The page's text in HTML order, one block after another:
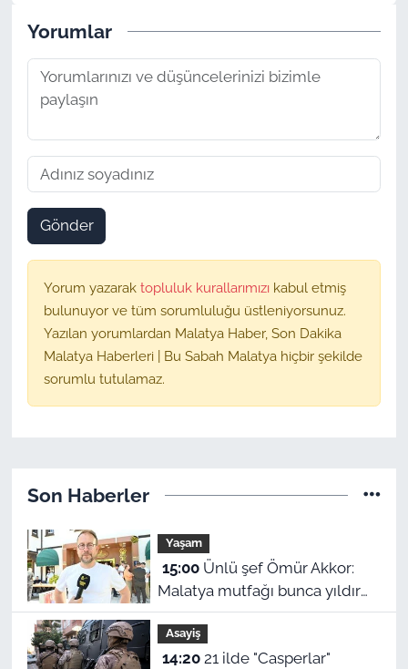
Yorumlar
Gönder
Yorum yazarak topluluk kurallarımızı kabul etmiş
bulunuyor ve tüm sorumluluğu üstleniyorsunuz.
Yazılan yorumlardan Malatya Haber, Son Dakika
Malatya Haberleri | Bu Sabah Malatya hiçbir şekilde
sorumlu tutulamaz.
Son Haberler
Yaşam
15:00Ünlü şef Ömür Akkor:
Malatya mutfağı bunca yıldır
kendini gizlemiş
Asayiş
14:2021 ilde "Casperlar"